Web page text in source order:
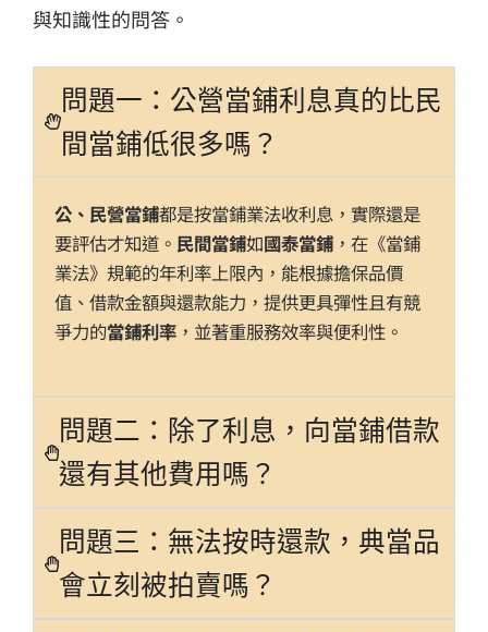
與知識性的問答。
問題一：公營當鋪利息真的比民
間當鋪低很多嗎？
公、民營當鋪都是按當鋪業法收利息，實際還是
要評估才知道。 民間當鋪如國泰當鋪 ，在《當鋪
業法》規範的年利率上限內，能根據擔保品價
值、借款金額與還款能力，提供更具彈性且有競
爭力的當鋪利率 ，並著重服務效率與便利性。
問題二：除了利息，向當鋪借款
還有其他費用嗎？
問題三：無法按時還款，典當品
會立刻被拍賣嗎？